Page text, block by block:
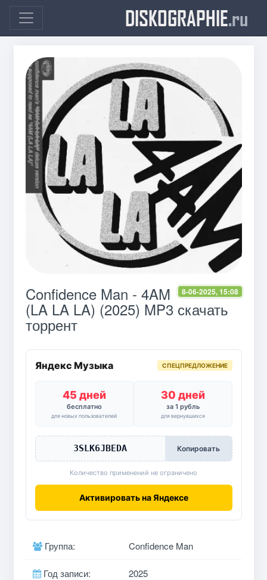
DISKOGRAPHIE.ru
8-06-2025, 15:08
Confidence Man - 4AM
(LA LA LA) (2025) MP3 скачать
торрент
Яндекс Музыка СПЕЦПРЕДЛОЖЕНИЕ
45 дней
бесплатно
для новых пользователей
30 дней
за 1 рубль
для вернувшихся
3SLK6JBEDA Копировать
Количество применений не ограничено
Активировать на Яндексе
Группа: Confidence Man
Год записи: 2025